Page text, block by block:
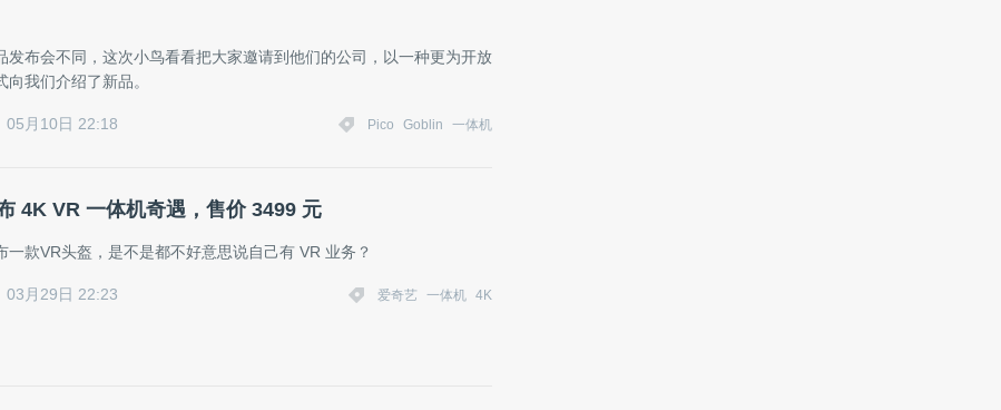
发布会不同，这次小鸟看看把大家邀请到他们的公司，以一种更为开放
向我们介绍了新品。
05月10日 22:18 Pico Goblin 一体机
4K VR 一体机奇遇，售价 3499 元
一款VR头盔，是不是都不好意思说自己有 VR 业务？
03月29日 22:23 爱奇艺 一体机 4K